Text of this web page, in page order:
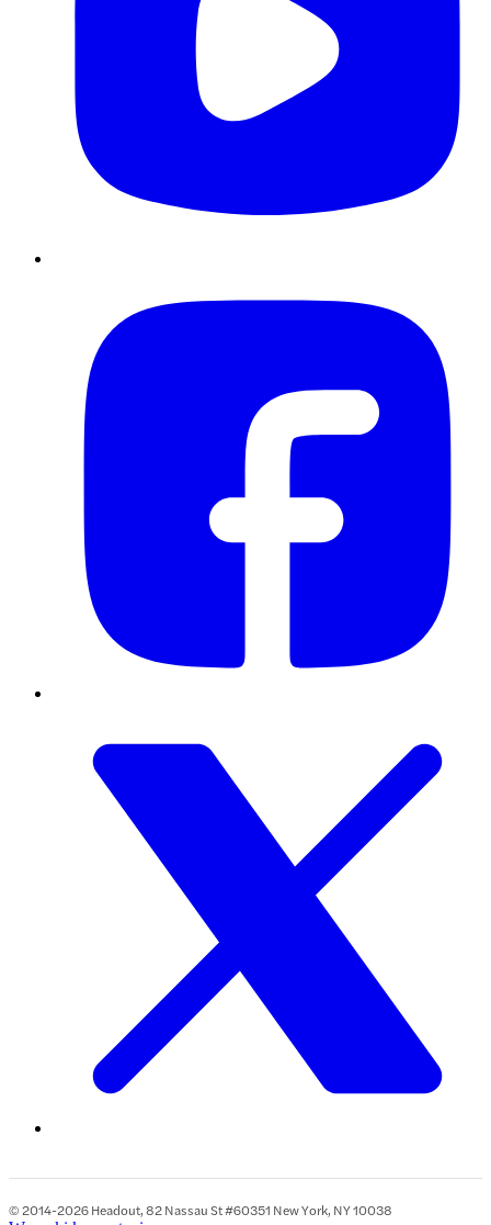
© 2014-2026 Headout, 82 Nassau St #60351 New York, NY 10038